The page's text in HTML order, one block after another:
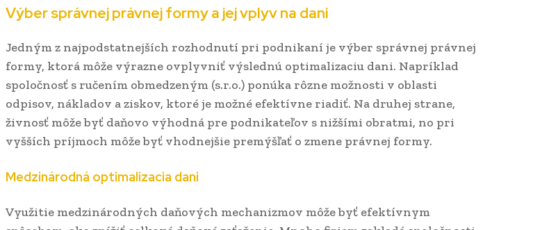
Výber správnej právnej formy a jej vplyv na dani
Jedným z najpodstatnejších rozhodnutí pri podnikaní je výber správnej právnej
formy, ktorá môže výrazne ovplyvniť výslednú optimalizaciu dani. Napríklad
spoločnosť s ručením obmedzeným (s.r.o.) ponúka rôzne možnosti v oblasti
odpisov, nákladov a ziskov, ktoré je možné efektívne riadiť. Na druhej strane,
živnosť môže byť daňovo výhodná pre podnikateľov s nižšími obratmi, no pri
vyšších príjmoch môže byť vhodnejšie premýšľať o zmene právnej formy.
Medzinárodná optimalizacia dani
Využitie medzinárodných daňových mechanizmov môže byť efektívnym